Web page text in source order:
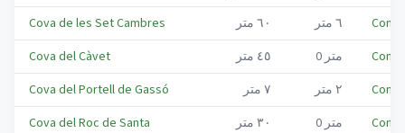
Cova de les Set Cambres
٦٠ متر ٦ متر
Cova del Càvet
٤٥ متر 0 متر
Cova del Portell de Gassó
٧ متر ٢ متر
Cova del Roc de Santa
٣٠ متر 0 متر